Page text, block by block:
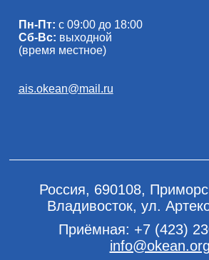
Пн-Пт: с 09:00 до 18:00
Сб-Вс: выходной
(время местное)
ais.okean@mail.ru
Россия, 690108,
Владивосток, ул.
Приёмная: +7 (423)
info@okean.org